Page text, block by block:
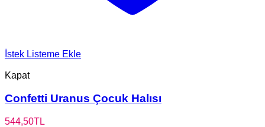
İstek Listeme Ekle
Kapat
Confetti Uranus Çocuk Halısı
544,50TL